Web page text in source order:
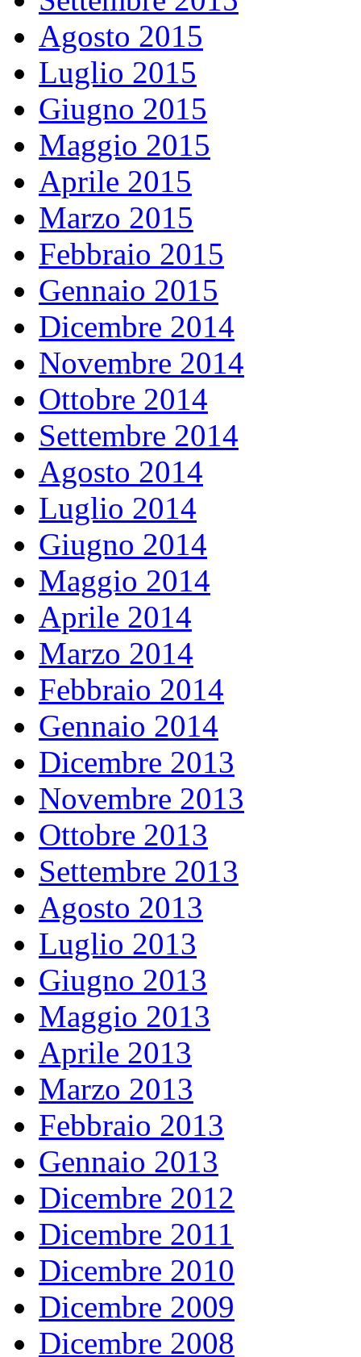
Agosto 2015
Luglio 2015
Giugno 2015
Maggio 2015
Aprile 2015
Marzo 2015
Febbraio 2015
Gennaio 2015
Dicembre 2014
Novembre 2014
Ottobre 2014
Settembre 2014
Agosto 2014
Luglio 2014
Giugno 2014
Maggio 2014
Aprile 2014
Marzo 2014
Febbraio 2014
Gennaio 2014
Dicembre 2013
Novembre 2013
Ottobre 2013
Settembre 2013
Agosto 2013
Luglio 2013
Giugno 2013
Maggio 2013
Aprile 2013
Marzo 2013
Febbraio 2013
Gennaio 2013
Dicembre 2012
Dicembre 2011
Dicembre 2010
Dicembre 2009
Dicembre 2008